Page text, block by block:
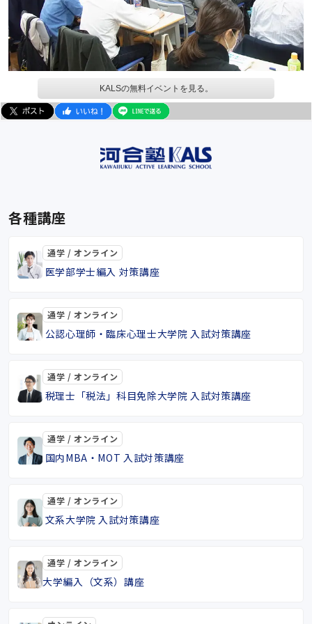
KALSの無料イベントを見る。
各種講座
通学 / オンライン
医学部学士編入 対策講座
通学 / オンライン
公認心理師・臨床心理士大学院 入試対策講座
通学 / オンライン
税理士「税法」科目免除大学院 入試対策講座
通学 / オンライン
国内MBA・MOT 入試対策講座
通学 / オンライン
文系大学院 入試対策講座
通学 / オンライン
大学編入（文系）講座